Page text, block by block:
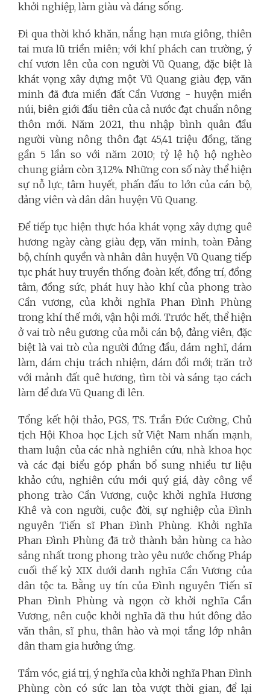
khởi nghiệp, làm giàu và đáng sống.
Đi qua thời khó khăn, nắng hạn mưa giông, thiên
tai mưa lũ triền miên; với khí phách can trường, ý
chí vươn lên của con người Vũ Quang, đặc biệt là
khát vọng xây dựng một Vũ Quang giàu đẹp, văn
minh đã đưa miền đất Cần Vương - huyện miền
núi, biên giới đầu tiên của cả nước đạt chuẩn nông
thôn mới. Năm 2021, thu nhập bình quân đầu
người vùng nông thôn đạt 45,41 triệu đồng, tăng
gần 5 lần so với năm 2010; tỷ lệ hộ hộ nghèo
chung giảm còn 3,12%. Những con số này thể hiện
sự nỗ lực, tâm huyết, phấn đấu to lớn của cán bộ,
đảng viên và dân dân huyện Vũ Quang.
Để tiếp tục hiện thực hóa khát vọng xây dựng quê
hương ngày càng giàu đẹp, văn minh, toàn Đảng
bộ, chính quyền và nhân dân huyện Vũ Quang tiếp
tục phát huy truyền thống đoàn kết, đồng trí, đồng
tâm, đồng sức, phát huy hào khí của phong trào
Cần vương, của khởi nghĩa Phan Đình Phùng
trong khí thế mới, vận hội mới. Trước hết, thể hiện
ở vai trò nêu gương của mỗi cán bộ, đảng viên, đặc
biệt là vai trò của người đứng đầu, dám nghĩ, dám
làm, dám chịu trách nhiệm, dám đổi mới; trăn trở
với mảnh đất quê hương, tìm tòi và sáng tạo cách
làm để đưa Vũ Quang đi lên.
Tổng kết hội thảo, PGS, TS. Trần Đức Cường, Chủ
tịch Hội Khoa học Lịch sử Việt Nam nhấn mạnh,
tham luận của các nhà nghiên cứu, nhà khoa học
và các đại biểu góp phần bổ sung nhiều tư liệu
khảo cứu, nghiên cứu mới quý giá, dày công về
phong trào Cần Vương, cuộc khởi nghĩa Hương
Khê và con người, cuộc đời, sự nghiệp của Đình
nguyên Tiến sĩ Phan Đình Phùng. Khởi nghĩa
Phan Đình Phùng đã trở thành bản hùng ca hào
sảng nhất trong phong trào yêu nước chống Pháp
cuối thế kỷ XIX dưới danh nghĩa Cần Vương của
dân tộc ta. Bằng uy tín của Đình nguyên Tiến sĩ
Phan Đình Phùng và ngọn cờ khởi nghĩa Cần
Vương, nên cuộc khởi nghĩa đã thu hút đông đảo
văn thân, sĩ phu, thân hào và mọi tầng lớp nhân
dân tham gia hưởng ứng.
Tầm vóc, giá trị, ý nghĩa của khởi nghĩa Phan Đình
Phùng còn có sức lan tỏa vượt thời gian, để lại